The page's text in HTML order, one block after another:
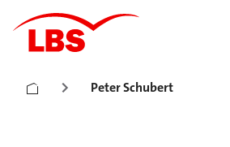
Peter Schubert